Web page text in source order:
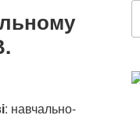
: навчально-